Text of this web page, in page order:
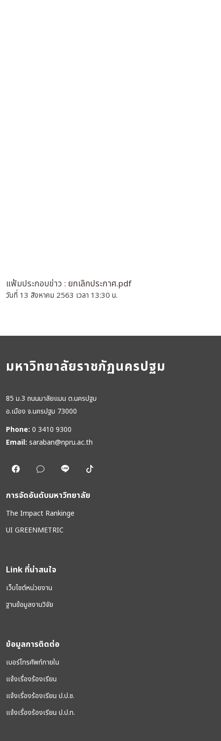
แฟ้มประกอบข่าว : ยกเลิกประกาศ.pdf
วันที่ 13 สิงหาคม 2563 เวลา 13:30 น.
มหาวิทยาลัยราชภัฏนครปฐม
85 ม.3 ถนนมาลัยแมน ต.นครปฐม
อ.เมือง จ.นครปฐม 73000
Phone: 0 3410 9300
Email: saraban@npru.ac.th
การจัดอันดับมหาวิทยาลัย
The Impact Rankinge
UI GREENMETRIC
Link ที่น่าสนใจ
เว็บไซต์หน่วยงาน
ฐานข้อมูลงานวิจัย
ข้อมูลการติดต่อ
เบอร์โทรศัพท์ภายใน
แจ้งเรื่องร้องเรียน
แจ้งเรื่องร้องเรียน ป.ป.ช.
แจ้งเรื่องร้องเรียน ป.ป.ท.